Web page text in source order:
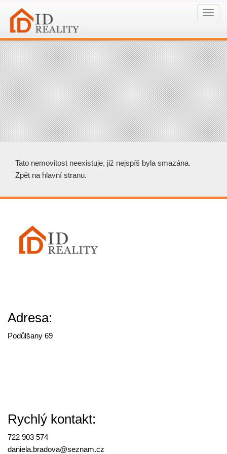
Tato nemovitost neexistuje, již nejspíš byla smazána.
Zpět na hlavní stranu.
Adresa:
Podůlšany 69
Rychlý kontakt:
722 903 574
daniela.bradova@seznam.cz